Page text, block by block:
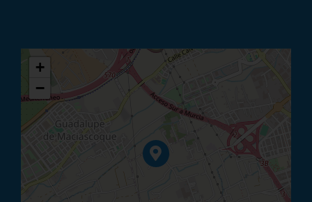
+
−